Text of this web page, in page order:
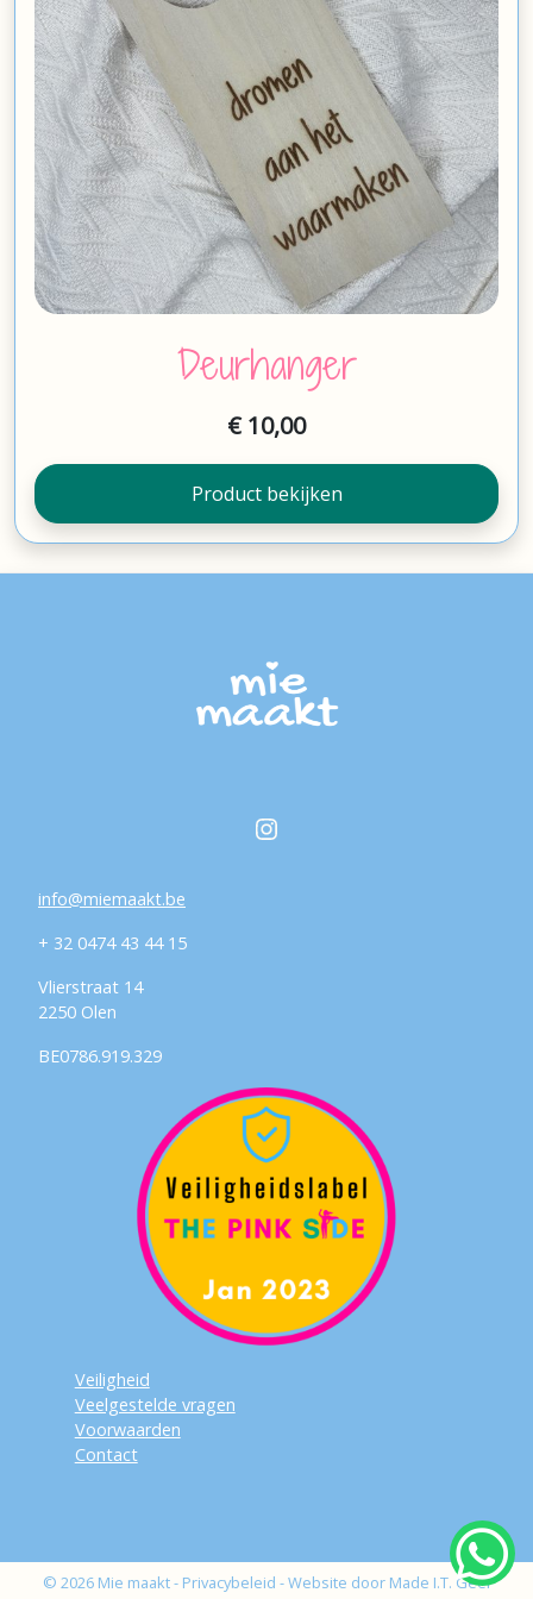
Deurhanger
€10,00
Product bekijken
Instagram
info@miemaakt.be
+ 32 0474 43 44 15
Vlierstraat 14
2250 Olen
BE0786.919.329
Veiligheid
Veelgestelde vragen
Voorwaarden
Contact
© 2026 Mie maakt - Privacybeleid -Website door Made I.T. Geel